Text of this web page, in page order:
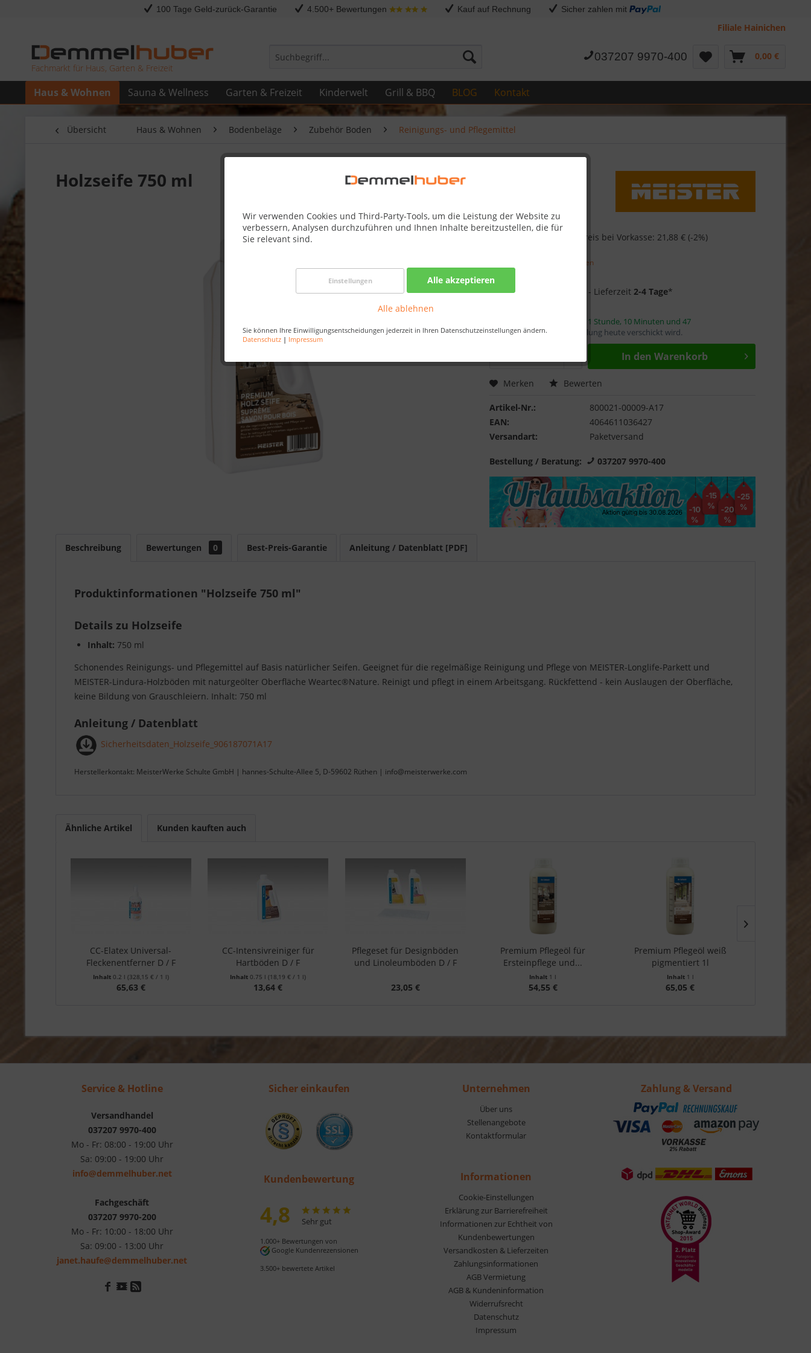
100 Tage Geld-zurück-Garantie 4.500+ Bewertungen Kauf auf Rechnung Sicher zahlen mit
Filiale Hainichen
Fachmarkt für Haus, Garten & Freizeit
037207 9970-400 0,00 €
Haus & Wohnen Sauna & Wellness Garten & Freizeit Kinderwelt Grill & BBQ BLOG Kontakt
Wir verwenden Cookies und Third-Party-Tools, um die Leistung der Website zu
verbessern, Analysen durchzuführen und Ihnen Inhalte bereitzustellen, die für
Sie relevant sind.
Einstellungen Alle akzeptieren
Alle ablehnen
Sie können Ihre Einwilligungsentscheidungen jederzeit in Ihren Datenschutzeinstellungen ändern.
Datenschutz | Impressum
Übersicht Haus & Wohnen Bodenbeläge Zubehör Boden Reinigungs- und Pflegemittel
Holzseife 750 ml
22,33 € Skonto-Preis bei Vorkasse: 21,88 € (-2%)
zzgl. Versandkosten
Nur noch 3 auf Lager - Lieferzeit2-4 Tage*
1 Stunde, 10 Minuten und 46
Sekunden, damit die Bestellung heute verschickt wird.
In den Warenkorb
Merken Bewerten
Artikel-Nr.:
800021-00009-A17
EAN:
4064611036427
Versandart:
Paketversand
Bestellung / Beratung: 037207 9970-400
Beschreibung Bewertungen 0 Best-Preis-Garantie Anleitung / Datenblatt [PDF]
Produktinformationen "Holzseife 750 ml"
Details zu Holzseife
Inhalt: 750 ml
Schonendes Reinigungs- und Pflegemittel auf Basis natürlicher Seifen. Geeignet für die regelmäßige Reinigung und Pflege von MEISTER-Longlife-Parkett und
MEISTER-Lindura-Holzböden mit naturgeölter Oberfläche Weartec®Nature. Reinigt und pflegt in einem Arbeitsgang. Rückfettend - kein Auslaugen der Oberfläche,
keine Bildung von Grauschleiern. Inhalt: 750 ml
Anleitung / Datenblatt
Sicherheitsdaten_Holzseife_906187071A17
Herstellerkontakt: MeisterWerke Schulte GmbH | hannes-Schulte-Allee 5, D-59602 Rüthen | info@meisterwerke.com
Ähnliche Artikel Kunden kauften auch
CC-Elatex Universal-
Fleckenentferner D / F
Inhalt 0.2 l (328,15 € / 1 l)
65,63 €
CC-Intensivreiniger für
Hartböden D / F
Inhalt0.75 l (18,19 € / 1 l)
13,64 €
Pflegeset für Designböden
und Linoleumböden D / F
23,05 €
Premium Pflegeöl für
Ersteinpflege und...
Inhalt 1 l
54,55 €
Premium Pflegeöl weiß
pigmentiert 1l
Inhalt 1 l
65,05 €
Service & Hotline
Versandhandel
037207 9970-400
Mo - Fr: 08:00 - 19:00 Uhr
Sa: 09:00 - 19:00 Uhr
info@demmelhuber.net
Fachgeschäft
037207 9970-200
Mo - Fr: 10:00 - 18:00 Uhr
Sa: 09:00 - 13:00 Uhr
janet.haufe@demmelhuber.net
Sicher einkaufen
Kundenbewertung
4,8 Sehr gut
1.000+ Bewertungen von
Google Kundenrezensionen
3.500+ bewertete Artikel
Unternehmen
Über uns
Stellenangebote
Kontaktformular
Informationen
Cookie-Einstellungen
Erklärung zur Barrierefreiheit
Informationen zur Echtheit von
Kundenbewertungen
Versandkosten & Lieferzeiten
Zahlungsinformationen
AGB Vermietung
AGB & Kundeninformation
Widerrufsrecht
Datenschutz
Impressum
Zahlung & Versand